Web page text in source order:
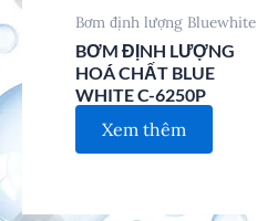
Bơm định lượng Bluewhite
BƠM ĐỊNH LƯỢNG
HOÁ CHẤT BLUE
WHITE C-6250P
Xem thêm